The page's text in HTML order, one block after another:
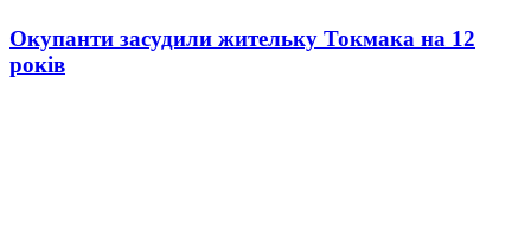
Окупанти засудили жительку Токмака на 12
років